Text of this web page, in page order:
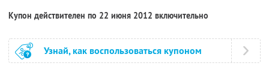
Купон действителен по 22 июня 2012 включительно
Узнай, как воспользоваться купоном